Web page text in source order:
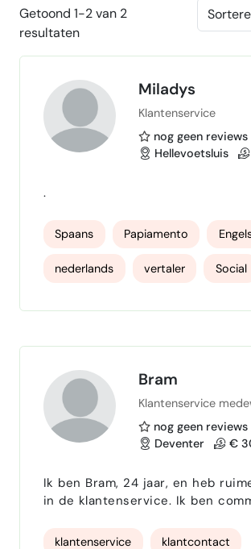
Getoond 1-2 van 2
resultaten
Miladys
Klantenservice
nog geen reviews
Hellevoetsluis
.
Spaans Papiamento
nederlands vertaler Social
Bram
Klantenservice
nog geen reviews
Deventer
€
Ik ben Bram, 24 jaar, en heb
in de klantenservice. Ik ben
netjes te schakelen met
klantenservice klantcontact